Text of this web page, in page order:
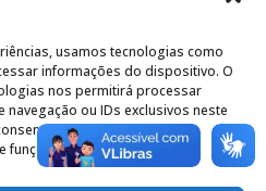
usamos tecnologias como
informações do dispositivo. O
nos permitirá processar
ou IDs exclusivos neste
pode afetar
funções.
autoria do Vereador Murilo
a Policlinica de
a iniciativa dos seus